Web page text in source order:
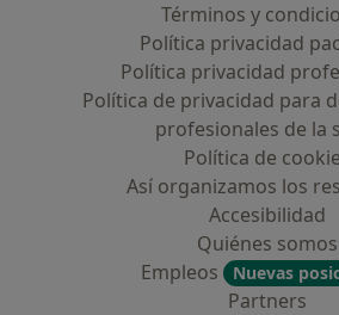
Términos y
Política privacidad
Política privacidad
Política de privacidad para
profesionales de la
Política de
Así organizamos los
Accesibilidad
Quiénes somos
Empleos
Nuevas
Partners